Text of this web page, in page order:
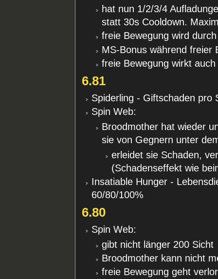
hat nun 1/2/3/4
statt 30s Cooldown.
freie Bewegung wird
MS-Bonus während freier
freie Bewegung wirkt
6.81
Spiderling - Giftschaden pro
Spin Web:
Broodmother hat wieder
sie von Gegnern unter
erleidet sie Schaden,
(Schadenseffekt wie
Insatiable Hunger -
60/80/100%
6.80
Spin Web:
gibt nicht länger 200 Sicht
Broodmother kann nicht
freie Bewegung geht